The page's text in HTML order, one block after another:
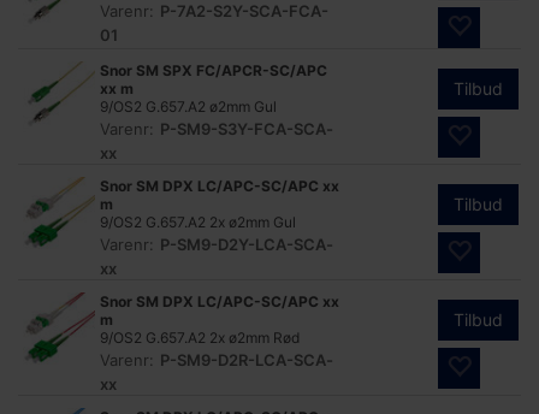
Varenr: P-7A2-S2Y-SCA-FCA-
01
Snor SM SPX FC/APCR-SC/APC
xx m
9/OS2 G.657.A2 ø2mm Gul
Varenr: P-SM9-S3Y-FCA-SCA-
xx
Tilbud
Snor SM DPX LC/APC-SC/APC xx
m
9/OS2 G.657.A2 2x ø2mm Gul
Varenr: P-SM9-D2Y-LCA-SCA-
xx
Tilbud
Snor SM DPX LC/APC-SC/APC xx
m
9/OS2 G.657.A2 2x ø2mm Rød
Varenr: P-SM9-D2R-LCA-SCA-
xx
Tilbud